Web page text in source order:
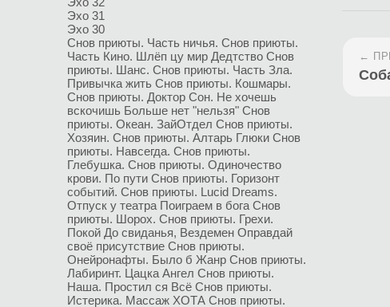
Эхо 31
Эхо 30
Снов приюты. Часть ничья. Снов приюты.
Часть Кино. Шлёп цу мир Дедтство Снов
приюты. Шанс. Снов приюты. Часть Зла.
Привычка жить Снов приюты. Кошмары.
Снов приюты. Доктор Сон. Не хочешь
вскочишь Больше нет "нельзя" Снов
приюты. Океан. ЗайОтдел Снов приюты.
Хозяин. Снов приюты. Алтарь Глюки Снов
приюты. Навсегда. Снов приюты.
Глебушка. Снов приюты. Одиночество
крови. По пути Снов приюты. Горизонт
событий. Снов приюты. Lucid Dreams.
Отпуск у театра Поиграем в бога Снов
приюты. Шорох. Снов приюты. Грехи.
Покой До свиданья, Вездемен Оправдай
своё присутствие Снов приюты.
Онейронафты. Было б Жанр Снов приюты.
Лабиринт. Цацка Ангел Снов приюты.
Наша. Простил ся Всё Снов приюты.
Истерика. Массаж ХОТА Снов приюты.
←